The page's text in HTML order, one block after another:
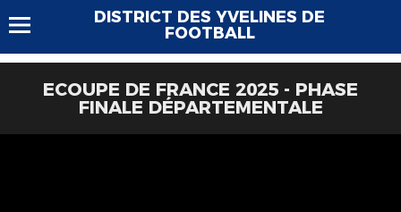
DISTRICT DES YVELINES DE
FOOTBALL
ECOUPE DE FRANCE 2025 - PHASE
FINALE DÉPARTEMENTALE